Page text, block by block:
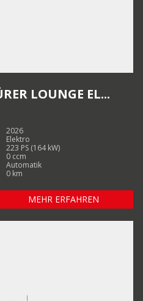
LOUNGE EL...
2026
Elektro
223 PS (164 kW)
0 ccm
Automatik
0 km
MEHR ERFAHREN